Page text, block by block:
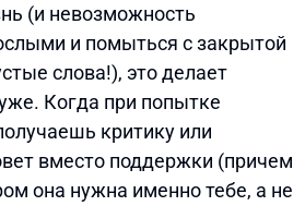
(и невозможность
и помыться с закрытой
слова!), это делает
Когда при попытке
критику или
вместо поддержки (причем
она нужна именно тебе, а не